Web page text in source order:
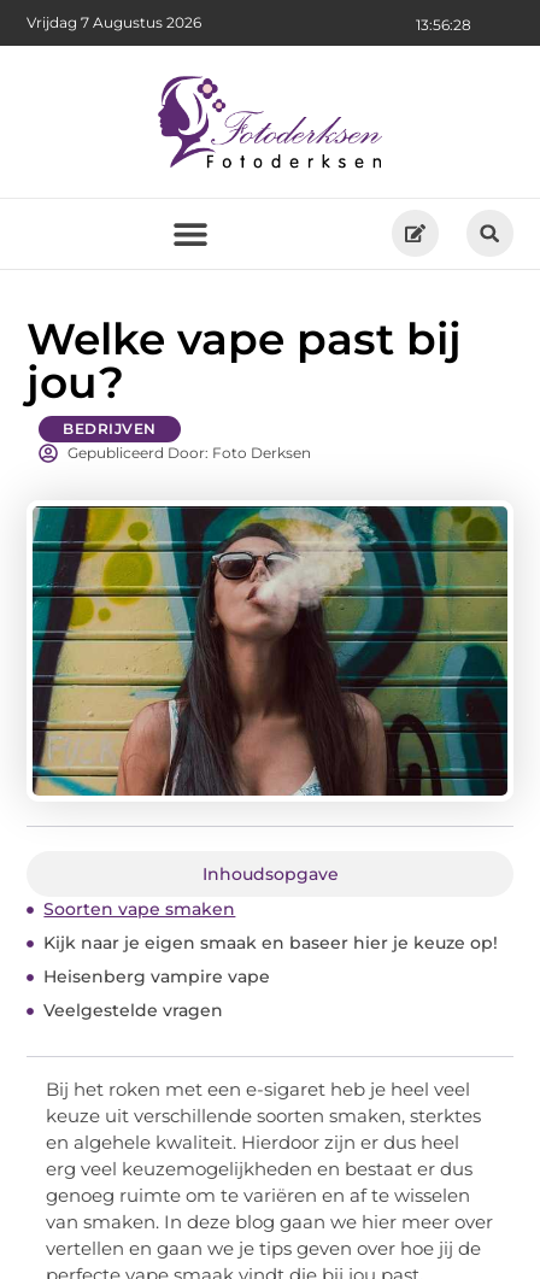
13:56:29
Vrijdag 7 Augustus 2026
Welke vape past bij
jou?
BEDRIJVEN
Gepubliceerd Door: Foto Derksen
Inhoudsopgave
Soorten vape smaken
Kijk naar je eigen smaak en baseer hier je keuze op!
Heisenberg vampire vape
Veelgestelde vragen
Bij het roken met een e-sigaret heb je heel veel
keuze uit verschillende soorten smaken, sterktes
en algehele kwaliteit. Hierdoor zijn er dus heel
erg veel keuzemogelijkheden en bestaat er dus
genoeg ruimte om te variëren en af te wisselen
van smaken. In deze blog gaan we hier meer over
vertellen en gaan we je tips geven over hoe jij de